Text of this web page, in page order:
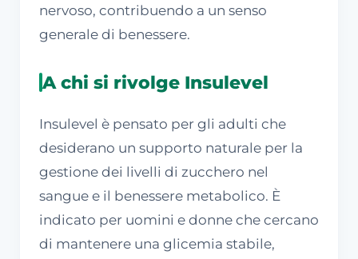
nervoso, contribuendo a un senso
generale di benessere.
A chi si rivolge Insulevel
Insulevel è pensato per gli adulti che
desiderano un supporto naturale per la
gestione dei livelli di zucchero nel
sangue e il benessere metabolico. È
indicato per uomini e donne che cercano
di mantenere una glicemia stabile,